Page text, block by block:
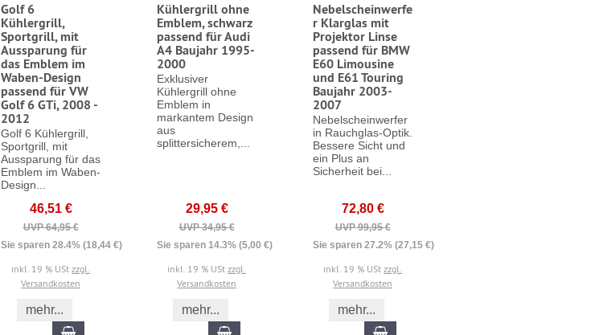
Golf 6
Kühlergrill,
Sportgrill, mit
Aussparung für
das Emblem im
Waben-Design
passend für VW
Golf 6 GTi, 2008 -
2012
Golf 6 Kühlergrill,
Sportgrill, mit
Aussparung für das
Emblem im Waben-
Design...
46,51 €
UVP 64,95 €
Sie sparen 28.4% (18,44 €)
inkl. 19 % USt zzgl.
Versandkosten
mehr...
In den Warenkorb
Kühlergrill ohne
Emblem, schwarz
passend für Audi
A4 Baujahr 1995-
2000
Exklusiver
Kühlergrill ohne
Emblem in
markantem Design
aus
splittersicherem,...
29,95 €
UVP 34,95 €
Sie sparen 14.3% (5,00 €)
inkl. 19 % USt zzgl.
Versandkosten
mehr...
In den Warenkorb
Nebelscheinwerfe
r Klarglas mit
Projektor Linse
passend für BMW
E60 Limousine
und E61 Touring
Baujahr 2003-
2007
Nebelscheinwerfer
in Rauchglas-Optik.
Bessere Sicht und
ein Plus an
Sicherheit bei...
72,80 €
UVP 99,95 €
Sie sparen 27.2% (27,15 €)
inkl. 19 % USt zzgl.
Versandkosten
mehr...
In den Warenkorb